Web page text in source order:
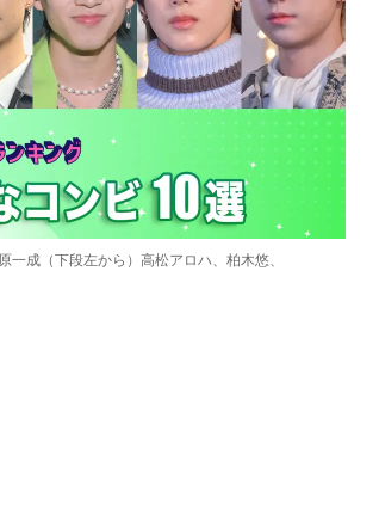
成（下段左から）高松アロハ、柏木悠、